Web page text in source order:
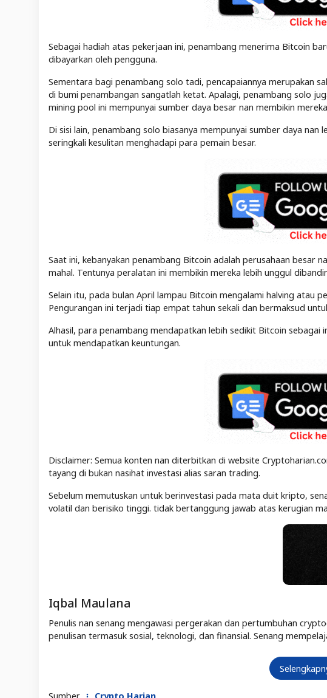
Sebagai hadiah atas pekerjaan ini, penambang menerima Bitcoin
dibayarkan oleh pengguna.
Sementara bagi penambang solo tadi, pencapaiannya merupakan
di bumi penambangan sangatlah ketat. Apalagi, penambang solo
mining pool ini mempunyai sumber daya besar nan membikin
Di sisi lain, penambang solo biasanya mempunyai sumber daya
seringkali kesulitan menghadapi para pemain besar.
Saat ini, kebanyakan penambang Bitcoin adalah perusahaan besar
mahal. Tentunya peralatan ini membikin mereka lebih unggul
Selain itu, pada bulan April lampau Bitcoin mengalami halving atau
Pengurangan ini terjadi tiap empat tahun sekali dan bermaksud
Alhasil, para penambang mendapatkan lebih sedikit Bitcoin
untuk mendapatkan keuntungan.
Disclaimer: Semua konten nan diterbitkan di website
tayang di bukan nasihat investasi alias saran trading.
Sebelum memutuskan untuk berinvestasi pada mata duit kripto,
volatil dan berisiko tinggi. tidak bertanggung jawab atas kerugian
Iqbal Maulana
Penulis nan senang mengawasi pergerakan dan pertumbuhan
penulisan termasuk sosial, teknologi, dan finansial. Senang